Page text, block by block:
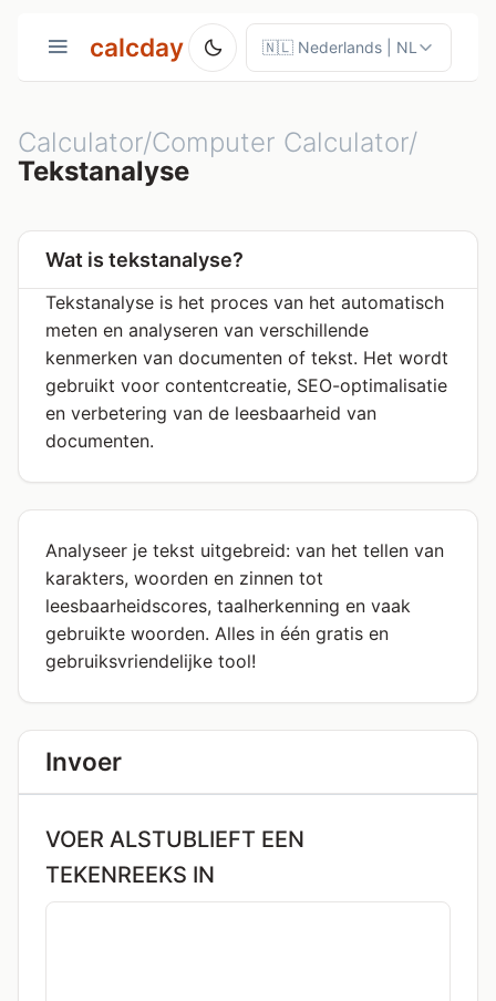
calcday
Calculator/Computer Calculator/
Tekstanalyse
Wat is tekstanalyse?
Tekstanalyse is het proces van het automatisch
meten en analyseren van verschillende
kenmerken van documenten of tekst. Het wordt
gebruikt voor contentcreatie, SEO-optimalisatie
en verbetering van de leesbaarheid van
documenten.
Analyseer je tekst uitgebreid: van het tellen van
karakters, woorden en zinnen tot
leesbaarheidscores, taalherkenning en vaak
gebruikte woorden. Alles in één gratis en
gebruiksvriendelijke tool!
Invoer
VOER ALSTUBLIEFT EEN
TEKENREEKS IN